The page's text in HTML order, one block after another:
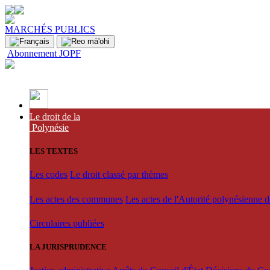
MARCHÉS PUBLICS
Abonnement JOPF
Le droit de la
Polynésie
LES TEXTES
Les codes Le droit classé par thèmes
Les actes des communes Les actes de l'Autorité polynésienne
Circulaires publiées
LA JURISPRUDENCE